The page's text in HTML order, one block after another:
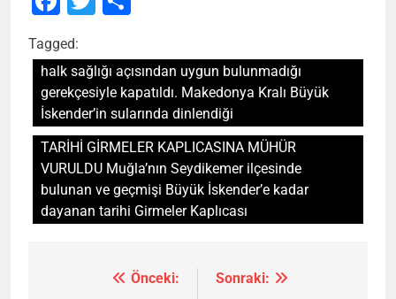
Tagged:
halk sağlığı açısından uygun bulunmadığı
gerekçesiyle kapatıldı. Makedonya Kralı Büyük
İskender’in sularında dinlendiği
TARİHİ GİRMELER KAPLICASINA MÜHÜR
VURULDU Muğla’nın Seydikemer ilçesinde
bulunan ve geçmişi Büyük İskender’e kadar
dayanan tarihi Girmeler Kaplıcası
Önceki:
Sonraki: